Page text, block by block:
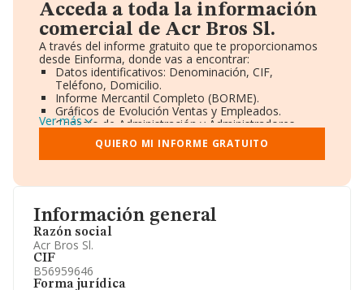
Información general
Razón social
Acr Bros Sl.
CIF
B56959646
Forma jurídica
Acceda a toda la información
comercial de Acr Bros Sl.
A través del informe gratuito que te proporcionamos
desde Einforma, donde vas a encontrar:
Datos identificativos: Denominación, CIF,
Teléfono, Domicilio.
Informe Mercantil Completo (BORME).
Gráficos de Evolución Ventas y Empleados.
Consejo de Administración y Administradores.
Directivos y Ejecutivos.
Accionistas.
Participaciones y Vinculaciones en otras empresas.
Información oficial y registral complementaria.
Ver más
QUIERO MI INFORME GRATUITO